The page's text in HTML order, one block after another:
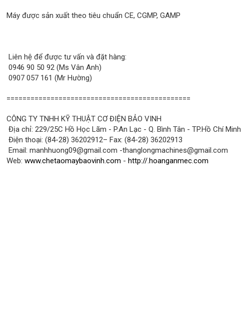
Máy được sản xuất theo tiêu chuẩn CE, CGMP, GAMP
Liên hệ để được tư vấn và đặt hàng:
0946 90 50 92 (Ms Vân Anh)
0907 057 161 (Mr Hường)
==============================================
CÔNG TY TNHH KỸ THUẬT CƠ ĐIỆN BẢO VINH
Địa chỉ: 229/25C Hồ Học Lãm - P.An Lạc - Q. Bình Tân - TP.Hồ Chí Minh
Điện thoại: (84-28) 36202912– Fax: (84-28) 36202913
Email: manhhuong09@gmail.com -thanglongmachines@gmail.com
Web: www.chetaomaybaovinh.com - http://.hoanganmec.com